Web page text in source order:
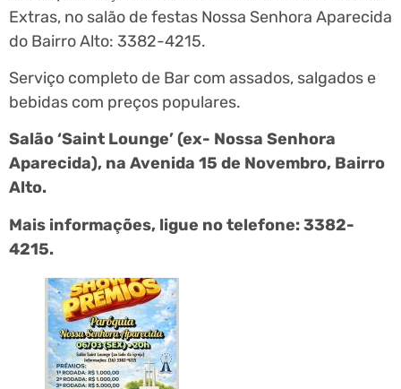
Extras, no salão de festas Nossa Senhora Aparecida
do Bairro Alto: 3382-4215.
Serviço completo de Bar com assados, salgados e
bebidas com preços populares.
Salão ‘Saint Lounge’ (ex- Nossa Senhora
Aparecida), na Avenida 15 de Novembro, Bairro
Alto.
Mais informações, ligue no telefone: 3382-
4215.